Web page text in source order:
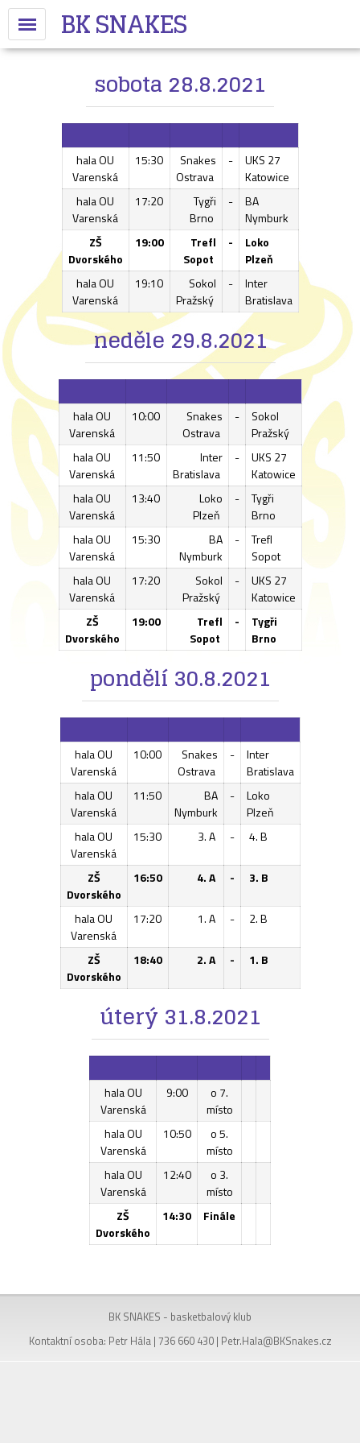
BK SNAKES
sobota 28.8.2021
hala OU
Varenská
15:30
Snakes
Ostrava
-
UKS 27
Katowice
hala OU
Varenská
17:20
Tygři
Brno
-
BA
Nymburk
ZŠ
Dvorského
19:00
Trefl
Sopot
-
Loko
Plzeň
hala OU
Varenská
19:10
Sokol
Pražský
-
Inter
Bratislava
neděle 29.8.2021
hala OU
Varenská
10:00
Snakes
Ostrava
-
Sokol
Pražský
hala OU
Varenská
11:50
Inter
Bratislava
-
UKS 27
Katowice
hala OU
Varenská
13:40
Loko
Plzeň
-
Tygři
Brno
hala OU
Varenská
15:30
BA
Nymburk
-
Trefl
Sopot
hala OU
Varenská
17:20
Sokol
Pražský
-
UKS 27
Katowice
ZŠ
Dvorského
19:00
Trefl
Sopot
-
Tygři
Brno
pondělí 30.8.2021
hala OU
Varenská
10:00
Snakes
Ostrava
-
Inter
Bratislava
hala OU
Varenská
11:50
BA
Nymburk
-
Loko
Plzeň
hala OU
Varenská
15:30 3. A - 4. B
ZŠ
Dvorského
16:50 4. A - 3. B
hala OU
Varenská
17:20 1. A - 2. B
ZŠ
Dvorského
18:40 2. A - 1. B
úterý 31.8.2021
hala OU
Varenská
9:00
o 7.
místo
hala OU
Varenská
10:50
o 5.
místo
hala OU
Varenská
12:40
o 3.
místo
ZŠ
Dvorského
14:30 Finále
BK SNAKES - basketbalový klub
Kontaktní osoba: Petr Hála | 736 660 430 | Petr.Hala@BKSnakes.cz